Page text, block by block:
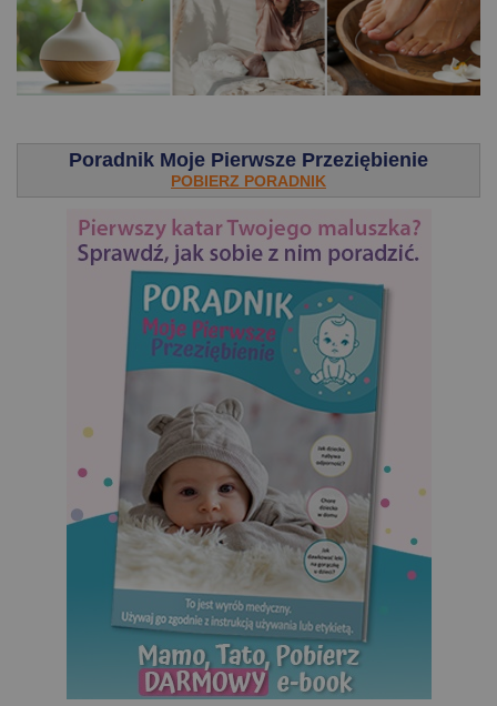
Poradnik Moje Pierwsze Przeziębienie
POBIERZ PORADNIK